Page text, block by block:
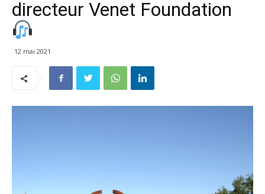
directeur Venet Foundation
12 mai 2021